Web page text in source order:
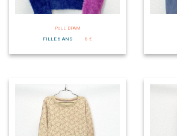
PULL DPAM
FILLE 6 ANS
8 €